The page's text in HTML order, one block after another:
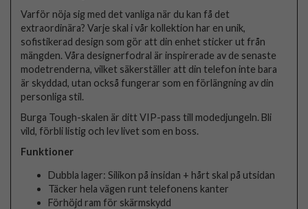
Varför nöja sig med det vanliga när du kan få det
extraordinära? Varje skal i vår kollektion har en unik,
sofistikerad design som gör att din enhet sticker ut från
mängden. Våra designerfodral är inspirerade av de senaste
modetrenderna, vilket säkerställer att din telefon inte bara
är skyddad, utan också fungerar som en förlängning av din
personliga stil.
Burga Tough-skalen är ditt VIP-pass till modedjungeln. Bli
vild, förbli listig och lev livet som en boss.
Funktioner
Dubbla lager: Silikon på insidan + hårt skal på utsidan
Täcker hela vägen runt telefonens kanter
Förhöjd ram för skärmskydd